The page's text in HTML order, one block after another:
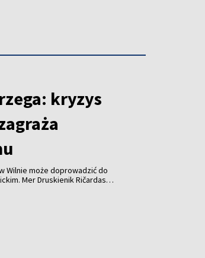
kryzys
Wilnie może doprowadzić do
Mer Druskienik Ričardas